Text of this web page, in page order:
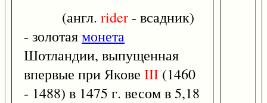
(англ. rider - всадник)
- золотаямонета
Шотландии, выпущенная
впервые при Якове III (1460
- 1488) в 1475 г. весом в 5,18